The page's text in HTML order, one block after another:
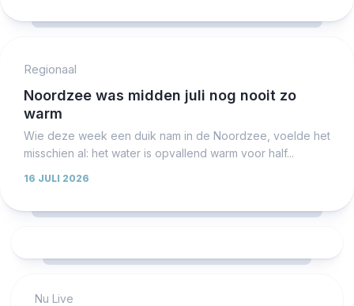
Regionaal
Noordzee was midden juli nog nooit zo
warm
Wie deze week een duik nam in de Noordzee, voelde het
misschien al: het water is opvallend warm voor half...
16 JULI 2026
Nu Live